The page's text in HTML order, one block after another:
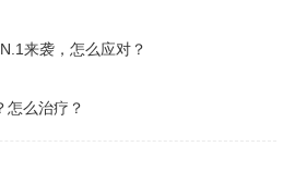
来袭，怎么应对？
怎么治疗？